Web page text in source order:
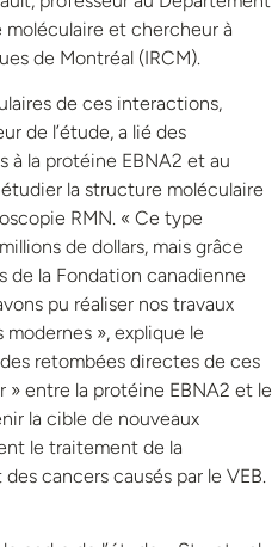
et chercheur à
de Montréal (IRCM).
de ces interactions,
de l’étude, a lié des
à la protéine EBNA2 et au
la structure moléculaire
RMN. « Ce type
de dollars, mais grâce
de la Fondation canadienne
pu réaliser nos travaux
», explique le
retombées directes de ces
» entre la protéine EBNA2 et le
la cible de nouveaux
le traitement de la
cancers causés par le VEB.